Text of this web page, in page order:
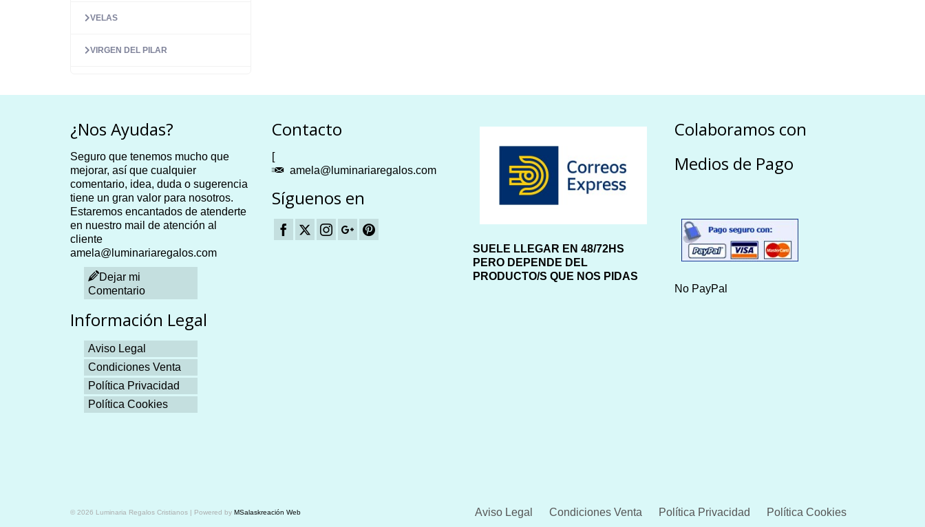
VELAS
VIRGEN DEL PILAR
¿Nos Ayudas?
Seguro que tenemos mucho que
mejorar, así que cualquier
comentario, idea, duda o sugerencia
tiene un gran valor para nosotros.
Estaremos encantados de atenderte
en nuestro mail de atención al
cliente
amela@luminariaregalos.com
Dejar mi
Comentario
Información Legal
Aviso Legal
Condiciones Venta
Política Privacidad
Política Cookies
Contacto
[
amela@luminariaregalos.com
Síguenos en
SUELE LLEGAR EN 48/72HS
PERO DEPENDE DEL
PRODUCTO/S QUE NOS PIDAS
Colaboramos con
Medios de Pago
No PayPal
Aviso Legal Condiciones Venta Política Privacidad Política Cookies
© 2026 Luminaria Regalos Cristianos | Powered by MSalaskreación Web